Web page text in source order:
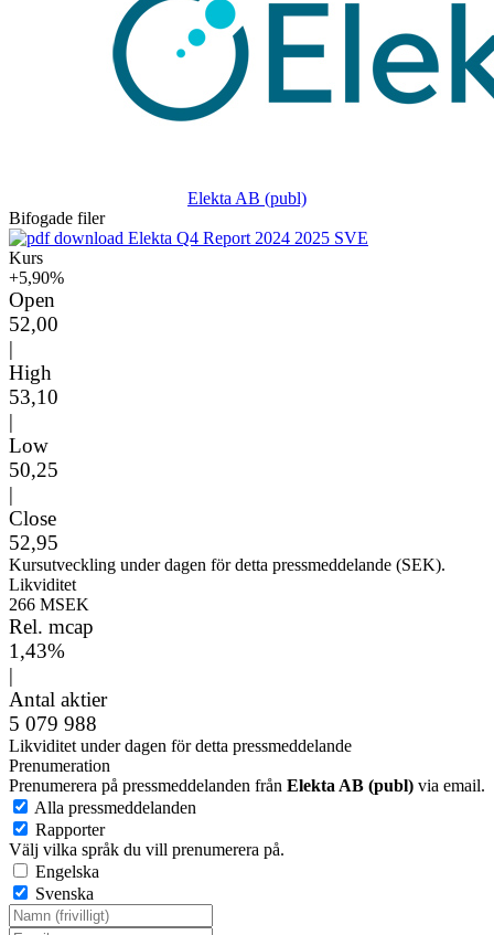
Elekta AB (publ)
Bifogade filer
Elekta Q4 Report 2024 2025 SVE
Kurs
+5,90%
Open
52,00
|
High
53,10
|
Low
50,25
|
Close
52,95
Kursutveckling under dagen för detta pressmeddelande (SEK).
Likviditet
266 MSEK
Rel. mcap
1,43%
|
Antal aktier
5 079 988
Likviditet under dagen för detta pressmeddelande
Prenumeration
Prenumerera på pressmeddelanden från Elekta AB (publ) via email.
Alla pressmeddelanden
Rapporter
Välj vilka språk du vill prenumerera på.
Engelska
Svenska